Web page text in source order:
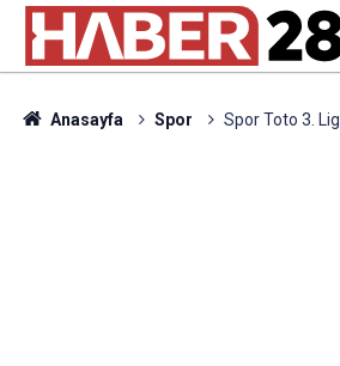
Anasayfa Spor Spor Toto 3. Lig